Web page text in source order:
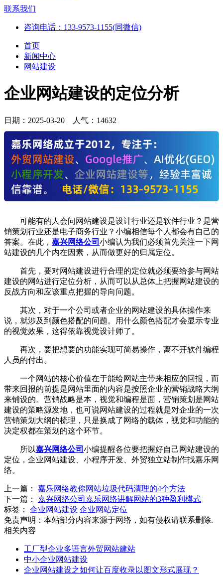
联系我们
咨询电话：133-9573-1155(同微信)
首页
新闻中心
网站建设
企业网站建设的定位分析
日期： 2025-03-20 人气： 14632
可能有的人会问网站建设是设计行业还是软件行业？是营
销策划行业还是电子商务行业？小编相信每个人都会有自己的
答案。在此， 嘉兴网络公司 小编认为我们必须首先关注一下网
站建设的几个内在因素，从而做更好的归属定位。
首先，要对网站建设进行合理的定位就必须要给参与网站
建设的网站进行定位分析，从而可以从总体上把握网站建设的
反战方向和应该重点把握的导向问题。
其次，对于一个公司或者企业的网站建设的具体操作来
说，就涉及到颜色搭配的问题。用什么颜色搭配才会显示专业
的视觉效果，这得依靠视觉设计师了。
再次，要把想要的功能实现可简易操作，离不开软件编程
人员的付出。
一个网站的核心价值在于能给网站主带来相应的回报，而
带来回报的前提是网站里面的内容是按照企业的营销战略大纲
来铺设的。营销战略是本，视觉和编程是面，营销策划是网站
建设的策略源发地，也可说网站建设的过程就是对企业的一次
营销策划大纲的梳理，只是换成了网络的载体，视觉和功能的
决定权都在策划的这个环节。
所以嘉兴网络公司 小编提醒各位要把握好自己网站建设的
定位，企业网站建设、小程序开发、外贸独立站制作找嘉乐网
络。
上一篇： 嘉乐网络教你网站垃圾代码清理的4个方法
下一篇： 嘉兴网络公司嘉乐网络讲解网站的3种盈利模式
标签： 企业网站建设 企业网站定位
免责声明：本站部分内容来源于网络，如有侵权请联系删除.
相关内容
工厂型企业多语言外贸网站建站
中小企业网站建设
企业网站建设之如何让百度收录以图文形式展现？